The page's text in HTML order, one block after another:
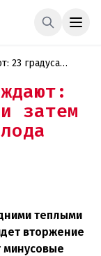
23 градуса
затем
теплыми
вторжение
минусовые